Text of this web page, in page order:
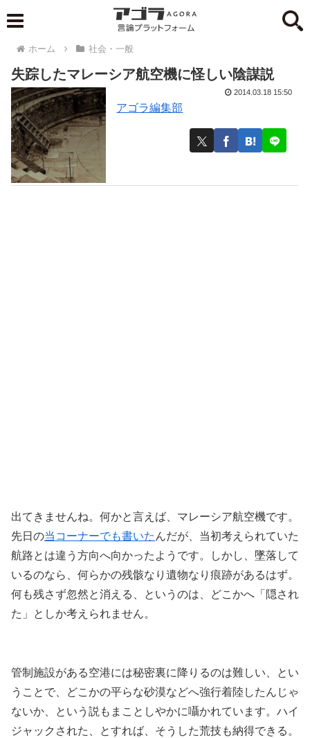
ホーム 社会・一般
失踪したマレーシア航空機に怪しい陰謀説
アゴラ編集部
2014.03.18 15:50
出てきませんね。何かと言えば、マレーシア航空機です。
先日の当コーナーでも書いた んだが、当初考えられていた
航路とは違う方向へ向かったようです。しかし、墜落して
いるのなら、何らかの残骸なり遺物なり痕跡があるはず。
何も残さず忽然と消える、というのは、どこかへ「隠され
た」としか考えられません。
管制施設がある空港には秘密裏に降りるのは難しい、とい
うことで、どこかの平らな砂漠などへ強行着陸したんじゃ
ないか、という説もまことしやかに囁かれています。ハイ
ジャックされた、とすれば、そうした荒技も納得できる。